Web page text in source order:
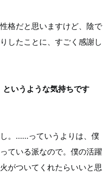
格だと思いますけど、陰で
したことに、すごく感謝し
いうような気持ちです
。……っていうよりは、僕
ている派なので。僕の活躍
がついてくれたらいいと思